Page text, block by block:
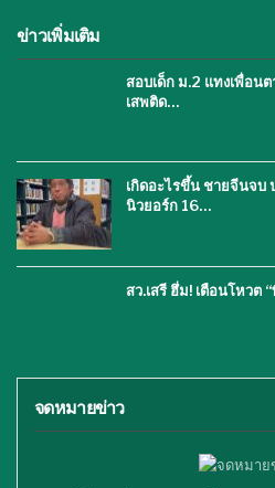
ข่าวเพิ่มเติม
สอบเด็ก ม.2 แทงเพื่อน
เสพติด…
เกิดอะไรขึ้น ชายจีนจบ
นิวยอร์ก 16…
สว.เสรี ฮึ่ม! เตือนโหวต
จดหมายข่าว